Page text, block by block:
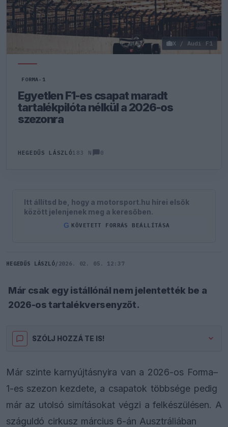
X / Audi F1
FORMA-1
Egyetlen F1-es csapat maradt
tartalékpilóta nélkül a 2026-os
szezonra
HEGEDŰS LÁSZLÓ183 N 0
Itt állítsd be, hogy a motorsport.hu hírei elsők
között jelenjenek meg a keresőben.
G KÖVETETT FORRÁS BEÁLLÍTÁSA
HEGEDŰS LÁSZLÓ/ 2026. 02. 05. 12:37
Már csak egy istállónál nem jelentették be a
2026-os tartalékversenyzőt.
SZÓLJ HOZZÁ TE IS!
Már szinte karnyújtásnyira van a 2026-os Forma–
1-es szezon kezdete, a csapatok többsége pedig
már az utolsó simításokat végzi a felkészülésen. A
száguldó cirkusz március 6-án Ausztráliában